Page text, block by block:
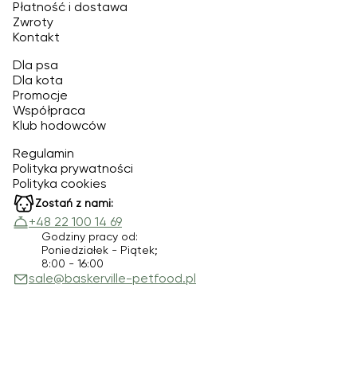
Płatność i dostawa
Zwroty
Kontakt
Dla psa
Dla kota
Promocje
Współpraca
Klub hodowców
Regulamin
Polityka prywatności
Polityka cookies
Zostań z nami:
+48 22 100 14 69
Godziny pracy od:
Poniedziałek - Piątek;
8:00 - 16:00
sale@baskerville-petfood.pl